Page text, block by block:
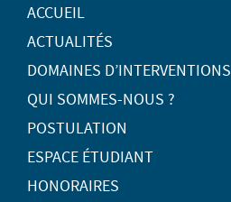
ACCUEIL
ACTUALITÉS
DOMAINES D’INTERVENTIONS
QUI SOMMES-NOUS ?
POSTULATION
ESPACE ÉTUDIANT
HONORAIRES